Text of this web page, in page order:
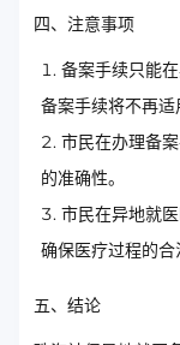
四、注意事项
备案手续只能
备案手续将不再适
市民在办理备
的准确性。
市民在异地就
确保医疗过程的合
五、结论